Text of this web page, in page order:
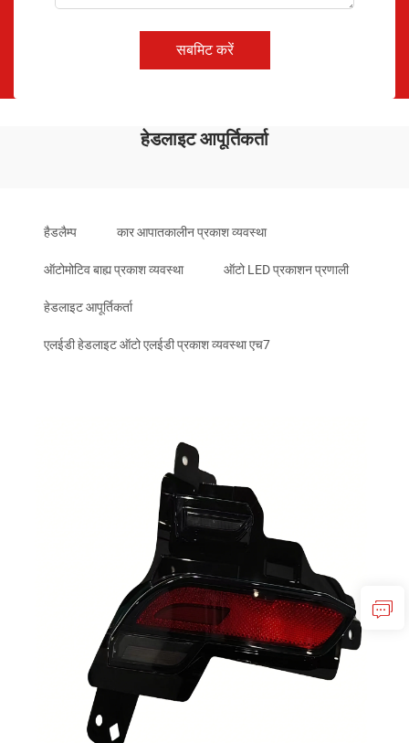
सबमिट करें
हेडलाइट आपूर्तिकर्ता
हैडलैम्प कार आपातकालीन प्रकाश व्यवस्था
ऑटोमोटिव बाह्य प्रकाश व्यवस्था ऑटो LED प्रकाशन प्रणाली
हेडलाइट आपूर्तिकर्ता
एलईडी हेडलाइट ऑटो एलईडी प्रकाश व्यवस्था एच7